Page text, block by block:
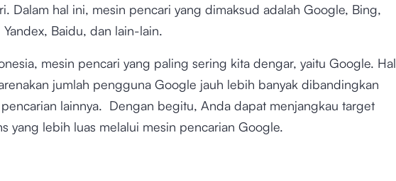
Dalam hal ini, mesin pencari yang dimaksud adalah Google, Bing,
Yandex, Baidu, dan lain-lain.
mesin pencari yang paling sering kita dengar, yaitu Google. Hal
jumlah pengguna Google jauh lebih banyak dibandingkan
lainnya. Dengan begitu, Anda dapat menjangkau target
yang lebih luas melalui mesin pencarian Google.